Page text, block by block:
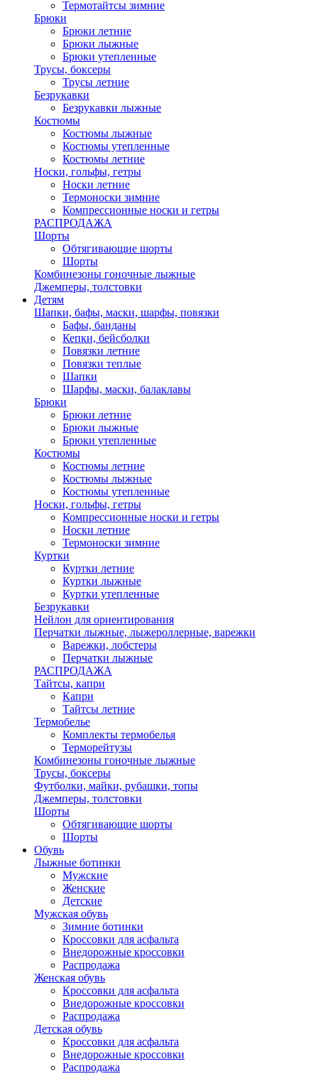
Термотайтсы зимние
Брюки
Брюки летние
Брюки лыжные
Брюки утепленные
Трусы, боксеры
Трусы летние
Безрукавки
Безрукавки лыжные
Костюмы
Костюмы лыжные
Костюмы утепленные
Костюмы летние
Носки, гольфы, гетры
Носки летние
Термоноски зимние
Компрессионные носки и гетры
РАСПРОДАЖА
Шорты
Обтягивающие шорты
Шорты
Комбинезоны гоночные лыжные
Джемперы, толстовки
Детям
Шапки, бафы, маски, шарфы, повязки
Бафы, банданы
Кепки, бейсболки
Повязки летние
Повязки теплые
Шапки
Шарфы, маски, балаклавы
Брюки
Брюки летние
Брюки лыжные
Брюки утепленные
Костюмы
Костюмы летние
Костюмы лыжные
Костюмы утепленные
Носки, гольфы, гетры
Компрессионные носки и гетры
Носки летние
Термоноски зимние
Куртки
Куртки летние
Куртки лыжные
Куртки утепленные
Безрукавки
Нейлон для ориентирования
Перчатки лыжные, лыжероллерные, варежки
Варежки, лобстеры
Перчатки лыжные
РАСПРОДАЖА
Тайтсы, капри
Капри
Тайтсы летние
Термобелье
Комплекты термобелья
Терморейтузы
Комбинезоны гоночные лыжные
Трусы, боксеры
Футболки, майки, рубашки, топы
Джемперы, толстовки
Шорты
Обтягивающие шорты
Шорты
Обувь
Лыжные ботинки
Мужские
Женские
Детские
Мужская обувь
Зимние ботинки
Кроссовки для асфальта
Внедорожные кроссовки
Распродажа
Женская обувь
Кроссовки для асфальта
Внедорожные кроссовки
Распродажа
Детская обувь
Кроссовки для асфальта
Внедорожные кроссовки
Распродажа